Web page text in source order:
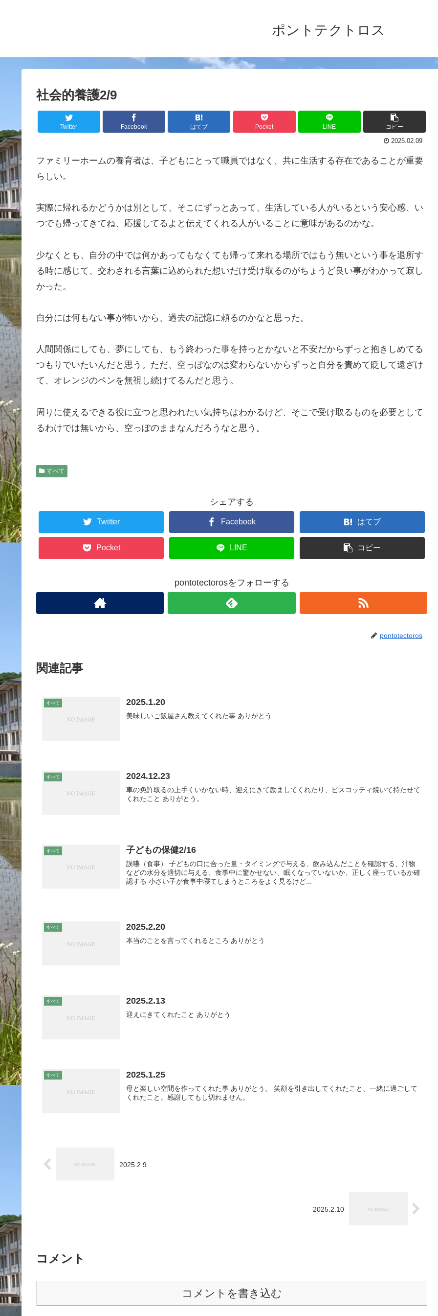
ポントテクトロス
社会的養護2/9
Twitter Facebook はてブ Pocket LINE コピー
2025.02.09
ファミリーホームの養育者は、子どもにとって職員ではなく、共に生活する存在であることが重要
らしい。
実際に帰れるかどうかは別として、そこにずっとあって、生活している人がいるという安心感、い
つでも帰ってきてね、応援してるよと伝えてくれる人がいることに意味があるのかな。
少なくとも、自分の中では何かあってもなくても帰って来れる場所ではもう無いという事を退所す
る時に感じて、交わされる言葉に込められた想いだけ受け取るのがちょうど良い事がわかって寂し
かった。
自分には何もない事が怖いから、過去の記憶に頼るのかなと思った。
人間関係にしても、夢にしても、もう終わった事を持っとかないと不安だからずっと抱きしめてる
つもりでいたいんだと思う。ただ、空っぽなのは変わらないからずっと自分を責めて貶して遠ざけ
て、オレンジのペンを無視し続けてるんだと思う。
周りに使えるできる役に立つと思われたい気持ちはわかるけど、そこで受け取るものを必要として
るわけでは無いから、空っぽのままなんだろうなと思う。
すべて
シェアする
Twitter Facebook はてブ
Pocket LINE コピー
pontotectorosをフォローする
pontotectoros
関連記事
すべて 2025.1.20
美味しいご飯屋さん教えてくれた事 ありがとう
すべて 2024.12.23
車の免許取るの上手くいかない時、迎えにきて励ましてくれたり、ビスコッティ焼いて持たせて
くれたこと ありがとう。
すべて 子どもの保健2/16
誤嚥（食事） 子どもの口に合った量・タイミングで与える、飲み込んだことを確認する、汁物
などの水分を適切に与える、食事中に驚かせない、眠くなっていないか、正しく座っているか確
認する 小さい子が食事中寝てしまうところをよく見るけど...
すべて 2025.2.20
本当のことを言ってくれるところ ありがとう
すべて 2025.2.13
迎えにきてくれたこと ありがとう
すべて 2025.1.25
母と楽しい空間を作ってくれた事 ありがとう。 笑顔を引き出してくれたこと、一緒に過ごして
くれたこと。感謝してもし切れません。
2025.2.9
2025.2.10
コメント
コメントを書き込む